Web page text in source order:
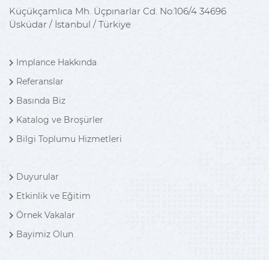
Küçükçamlıca Mh. Üçpınarlar Cd. No:106/4 34696
Üsküdar / İstanbul / Türkiye
Implance Hakkında
Referanslar
Basında Biz
Katalog ve Broşürler
Bilgi Toplumu Hizmetleri
Duyurular
Etkinlik ve Eğitim
Örnek Vakalar
Bayimiz Olun